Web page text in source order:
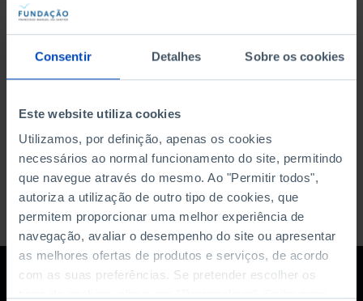
Consentir Detalhes Sobre os cookies
Este website utiliza cookies
Utilizamos, por definição, apenas os cookies
necessários ao normal funcionamento do site, permitindo
que navegue através do mesmo. Ao "Permitir todos",
autoriza a utilização de outro tipo de cookies, que
permitem proporcionar uma melhor experiência de
navegação, avaliar o desempenho do site ou apresentar
as melhores ofertas de produtos e serviços, de acordo
com as suas preferências. Se pretender escolher os
DATA DE INÍCIO
DATA DE FIM